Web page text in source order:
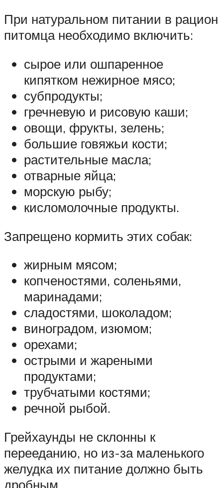
При натуральном питании в рацион
питомца необходимо включить:
сырое или ошпаренное
кипятком нежирное мясо;
субпродукты;
гречневую и рисовую каши;
овощи, фрукты, зелень;
большие говяжьи кости;
растительные масла;
отварные яйца;
морскую рыбу;
кисломолочные продукты.
Запрещено кормить этих собак:
жирным мясом;
копченостями, соленьями,
маринадами;
сладостями, шоколадом;
виноградом, изюмом;
орехами;
острыми и жареными
продуктами;
трубчатыми костями;
речной рыбой.
Грейхаунды не склонны к
перееданию, но из-за маленького
желудка их питание должно быть
дробным